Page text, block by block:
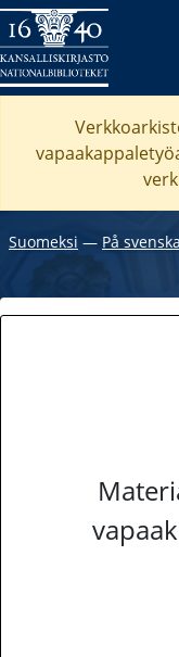
Suomeksi ― På svenska